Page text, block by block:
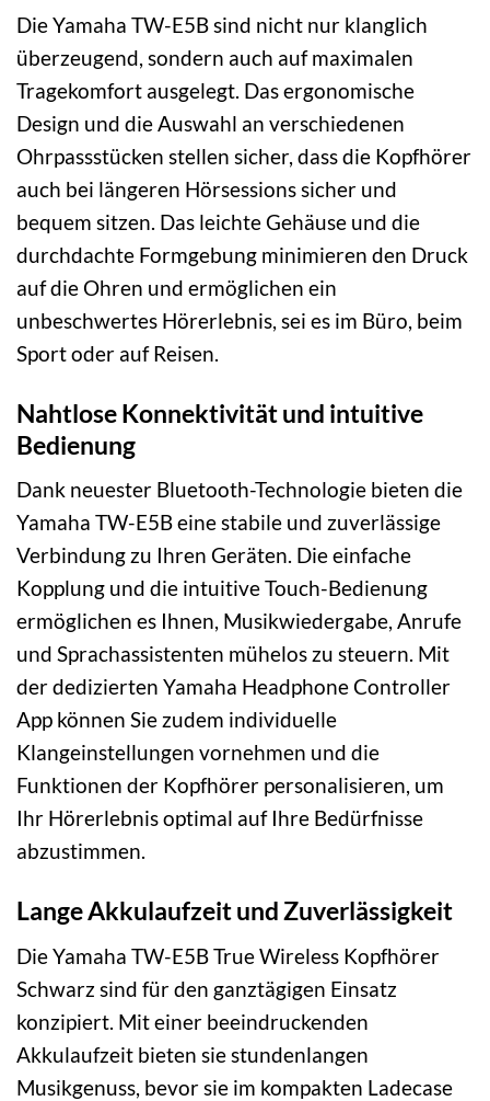
Die Yamaha TW-E5B sind nicht nur klanglich
überzeugend, sondern auch auf maximalen
Tragekomfort ausgelegt. Das ergonomische
Design und die Auswahl an verschiedenen
Ohrpassstücken stellen sicher, dass die Kopfhörer
auch bei längeren Hörsessions sicher und
bequem sitzen. Das leichte Gehäuse und die
durchdachte Formgebung minimieren den Druck
auf die Ohren und ermöglichen ein
unbeschwertes Hörerlebnis, sei es im Büro, beim
Sport oder auf Reisen.
Nahtlose Konnektivität und intuitive
Bedienung
Dank neuester Bluetooth-Technologie bieten die
Yamaha TW-E5B eine stabile und zuverlässige
Verbindung zu Ihren Geräten. Die einfache
Kopplung und die intuitive Touch-Bedienung
ermöglichen es Ihnen, Musikwiedergabe, Anrufe
und Sprachassistenten mühelos zu steuern. Mit
der dedizierten Yamaha Headphone Controller
App können Sie zudem individuelle
Klangeinstellungen vornehmen und die
Funktionen der Kopfhörer personalisieren, um
Ihr Hörerlebnis optimal auf Ihre Bedürfnisse
abzustimmen.
Lange Akkulaufzeit und Zuverlässigkeit
Die Yamaha TW-E5B True Wireless Kopfhörer
Schwarz sind für den ganztägigen Einsatz
konzipiert. Mit einer beeindruckenden
Akkulaufzeit bieten sie stundenlangen
Musikgenuss, bevor sie im kompakten Ladecase